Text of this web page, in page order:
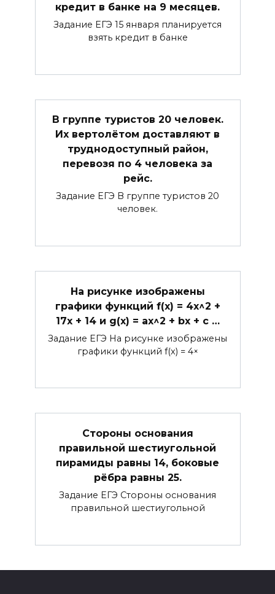
кредит в банке на 9 месяцев.
Задание ЕГЭ 15 января планируется
взять кредит в банке
В группе туристов 20 человек.
Их вертолётом доставляют в
труднодоступный район,
перевозя по 4 человека за
рейс.
Задание ЕГЭ В группе туристов 20
человек.
На рисунке изображены
графики функций f(x) = 4x^2 +
17x + 14 и g(x) = ax^2 + bx + c …
Задание ЕГЭ На рисунке изображены
графики функций f(x) = 4×
Стороны основания
правильной шестиугольной
пирамиды равны 14, боковые
рёбра равны 25.
Задание ЕГЭ Стороны основания
правильной шестиугольной